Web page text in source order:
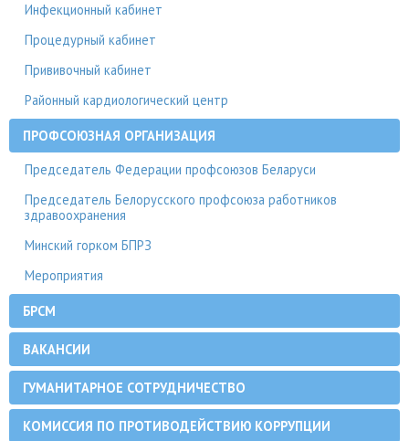
Инфекционный кабинет
Процедурный кабинет
Прививочный кабинет
Районный кардиологический центр
ПРОФСОЮЗНАЯ ОРГАНИЗАЦИЯ
Председатель Федерации профсоюзов Беларуси
Председатель Белорусского профсоюза работников
здравоохранения
Минский горком БПРЗ
Мероприятия
БРСМ
ВАКАНСИИ
ГУМАНИТАРНОЕ СОТРУДНИЧЕСТВО
КОМИССИЯ ПО ПРОТИВОДЕЙСТВИЮ КОРРУПЦИИ